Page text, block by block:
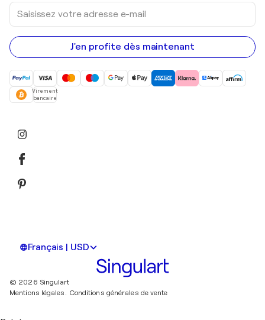
Saisissez
votre
adresse
e-
mail
J'en profite dès maintenant
Virement
bancaire
Français | USD
© 2026 Singulart
Mentions légales. Conditions générales de vente